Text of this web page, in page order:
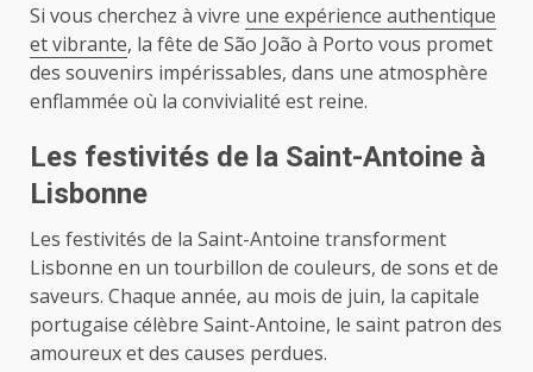
Si vous cherchez à vivre une expérience authentique
et vibrante, la fête de São João à Porto vous promet
des souvenirs impérissables, dans une atmosphère
enflammée où la convivialité est reine.
Les festivités de la Saint-Antoine à
Lisbonne
Les festivités de la Saint-Antoine transforment
Lisbonne en un tourbillon de couleurs, de sons et de
saveurs. Chaque année, au mois de juin, la capitale
portugaise célèbre Saint-Antoine, le saint patron des
amoureux et des causes perdues.